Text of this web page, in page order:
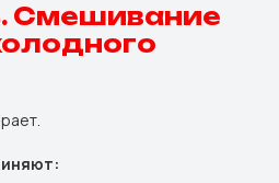
Смешивание